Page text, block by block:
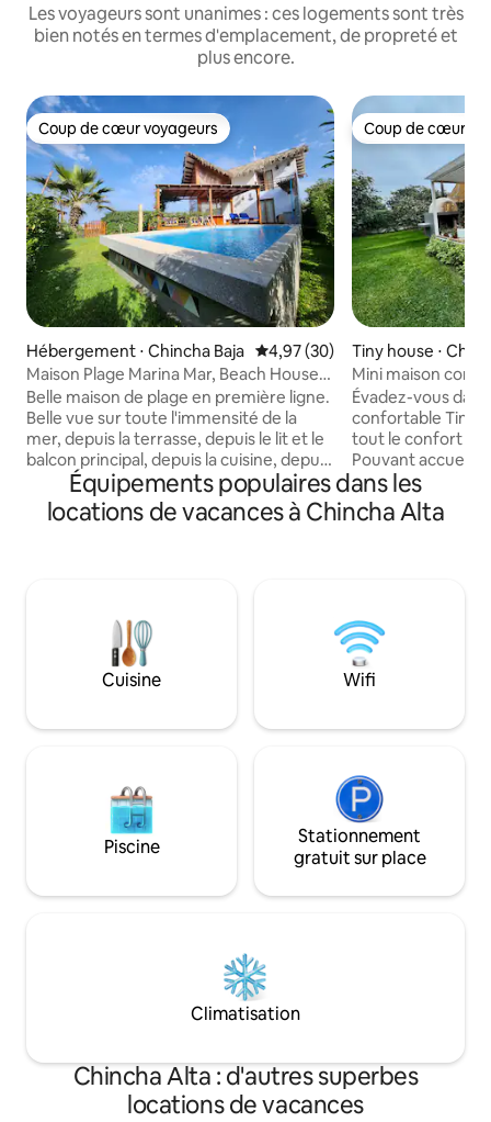
Les voyageurs sont unanimes : ces logements sont très
bien notés en termes d'emplacement, de propreté et
plus encore.
Coup de cœur voyageurs
Coup de cœur voyageurs
Hébergement ⋅ Chincha Baja Évaluation moyenne sur la
4,97 (30)
Maison Plage Marina Mar, Beach House,
Starlink WiFi
Belle maison de plage en première ligne.
Belle vue sur toute l'immensité de la
mer, depuis la terrasse, depuis le lit et le
balcon principal, depuis la cuisine, depuis
la salle principale et le salon, depuis la
porte près du bar. Détendez-vous dans
un endroit calme avec la brise marine, le
pour le travail à distance, passe des
appels vidéo en HD (Zoom, Teams,
Meet), toute la famille connectée
Coup de cœur
Coup de cœur
Tiny house ⋅
Mini maison
Évadez-vous
confortable Tiny
tout le confort
Pouvant accueillir
est idéal pour les
d'amis ou une
Cuisine équipée,
club house
coût
différente et
Équipements populaires dans les
locations de vacances à Chincha Alta
Cuisine Wifi
Piscine
Stationnement
gratuit sur place
Climatisation
Chincha Alta : d'autres superbes
locations de vacances